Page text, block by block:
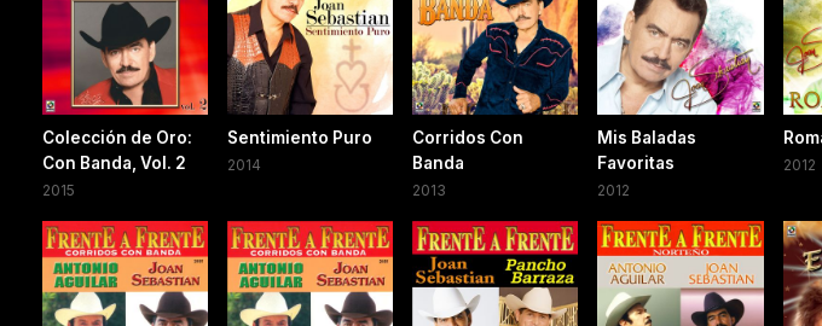
Colección de Oro:
Con Banda, Vol. 2
2015
Sentimiento Puro
2014
Corridos Con
Banda
2013
Mis Baladas
Favoritas
2012
2012